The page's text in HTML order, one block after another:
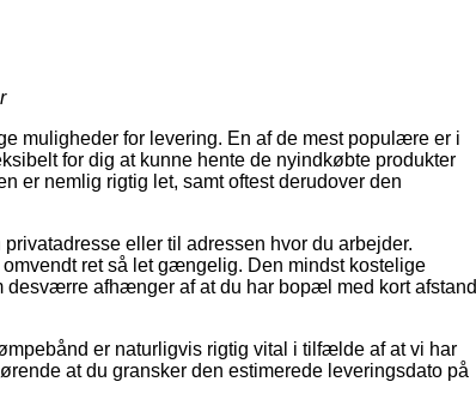
muligheder for levering. En af de mest populære er i
for dig at kunne hente de nyindkøbte produkter
er nemlig rigtig let, samt oftest derudover den
eller til adressen hvor du arbejder.
ret så let gængelig. Den mindst kostelige
afhænger af at du har bopæl med kort afstand
er naturligvis rigtig vital i tilfælde af at vi har
at du gransker den estimerede leveringsdato på